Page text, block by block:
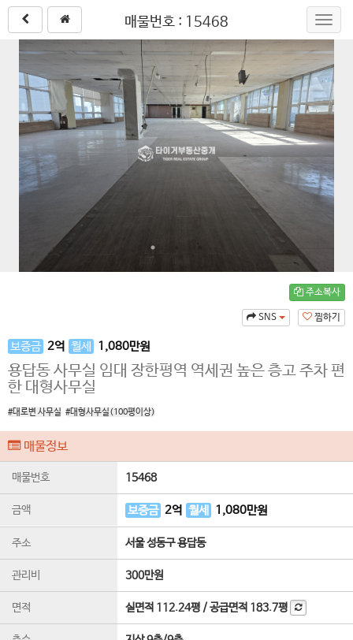
매물번호 : 15468
주소복사
찜하기
SNS
보증금 2억 월세 1,080만원
용답동 사무실 임대 장한평역 역세권 높은 층고 주차 편
한 대형사무실
#대로변 사무실 #대형사무실(100평이상)
매물정보
매물번호 15468
금액 보증금 2억 월세 1,080만원
주소 서울 성동구 용답동
관리비 300만원
면적 실면적 112.24평 /공급면적 183.7평